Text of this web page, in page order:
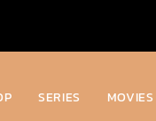
SERIES MOVIES